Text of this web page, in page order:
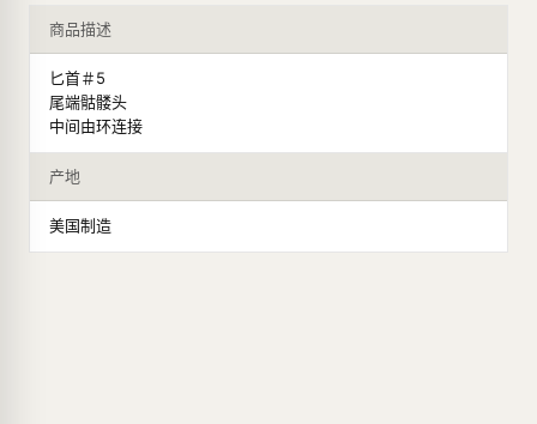
商品描述
匕首＃5
尾端骷髅头
中间由环连接
产地
美国制造